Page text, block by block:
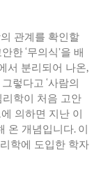
관계를 확인할
한‘무의식’을 배
서 분리되어 나온,
그렇다고 ‘사람의
학이 처음 고안
의하면 지난 이
온 개념입니다. 이
학에 도입한 학자